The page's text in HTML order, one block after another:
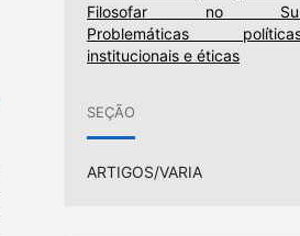
Filosofar no
Problemáticas
institucionais e éticas
SEÇÃO
ARTIGOS/VARIA